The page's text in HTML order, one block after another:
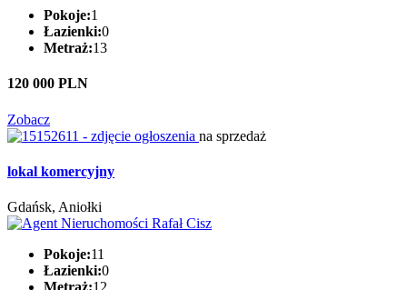
Pokoje:1
Łazienki:0
Metraż:13
120 000 PLN
Zobacz
na sprzedaż
lokal komercyjny
Gdańsk, Aniołki
Pokoje:11
Łazienki:0